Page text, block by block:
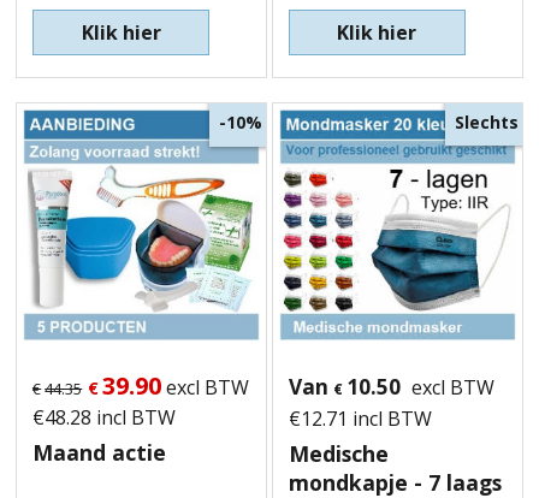
Klik hier
Klik hier
-10%
€44.35 €39.90excl BTW
€48.28 incl BTW
Maand actie
Slechts
Van € 10.50 excl BTW
€12.71 incl BTW
Medische
mondkapje - 7 laags